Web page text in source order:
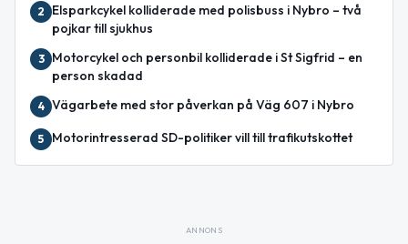
2
Elsparkcykel kolliderade med polisbuss i Nybro – två
pojkar till sjukhus
3
Motorcykel och personbil kolliderade i St Sigfrid – en
person skadad
4 Vägarbete med stor påverkan på Väg 607 i Nybro
5 Motorintresserad SD-politiker vill till trafikutskottet
ANNONS